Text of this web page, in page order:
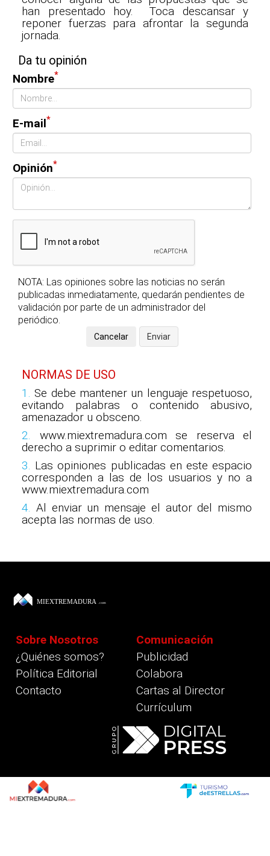
han presentado hoy. Toca descansar y
reponer fuerzas para afrontar la segunda
jornada.
Da tu opinión
Nombre*
E-mail*
Opinión*
NOTA: Las opiniones sobre las noticias no serán
publicadas inmediatamente, quedarán pendientes de
validación por parte de un administrador del
periódico.
NORMAS DE USO
1.
Se debe mantener un lenguaje respetuoso,
evitando palabras o contenido abusivo,
amenazador u obsceno.
2.
www.miextremadura.com se reserva el
derecho a suprimir o editar comentarios.
3.
Las opiniones publicadas en este espacio
corresponden a las de los usuarios y no a
www.miextremadura.com
4.
Al enviar un mensaje el autor del mismo
acepta las normas de uso.
Sobre Nosotros
¿Quiénes somos?
Política Editorial
Contacto
Comunicación
Publicidad
Colabora
Cartas al Director
Currículum